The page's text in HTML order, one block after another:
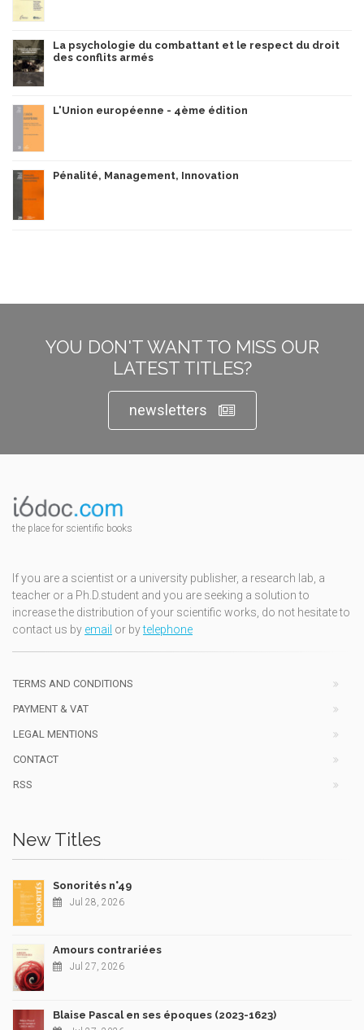
La psychologie du combattant et le respect du droit
des conflits armés
L'Union européenne - 4ème édition
Pénalité, Management, Innovation
YOU DON'T WANT TO MISS OUR
LATEST TITLES?
newsletters
the place for scientific books
If you are a scientist or a university publisher, a research lab, a
teacher or a Ph.D.student and you are seeking a solution to
increase the distribution of your scientific works, do not hesitate to
contact us by email or bytelephone
TERMS AND CONDITIONS
PAYMENT & VAT
LEGAL MENTIONS
CONTACT
RSS
New Titles
Sonorités n°49
Jul 28, 2026
Amours contrariées
Jul 27, 2026
Blaise Pascal en ses époques (2023-1623)